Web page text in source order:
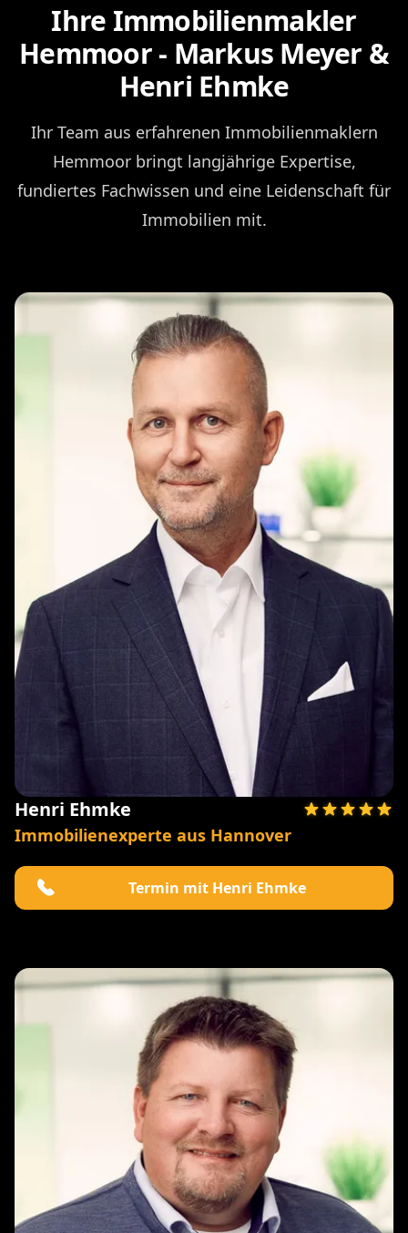
Ihre Immobilienmakler
Hemmoor - Markus Meyer &
Henri Ehmke
Ihr Team aus erfahrenen Immobilienmaklern
Hemmoor bringt langjährige Expertise,
fundiertes Fachwissen und eine Leidenschaft für
Immobilien mit.
Henri Ehmke
Immobilienexperte aus Hannover
Termin mit Henri Ehmke